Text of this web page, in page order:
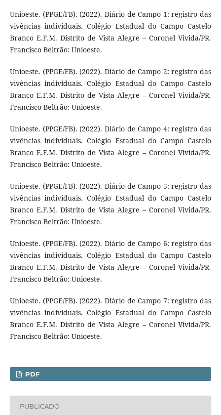
Unioeste. (PPGE/FB). (2022). Diário de Campo 1: registro das
vivências individuais. Colégio Estadual do Campo Castelo
Branco E.F.M. Distrito de Vista Alegre – Coronel Vivida/PR.
Francisco Beltrão: Unioeste.
Unioeste. (PPGE/FB). (2022). Diário de Campo 2: registro das
vivências individuais. Colégio Estadual do Campo Castelo
Branco E.F.M. Distrito de Vista Alegre – Coronel Vivida/PR.
Francisco Beltrão: Unioeste.
Unioeste. (PPGE/FB). (2022). Diário de Campo 4: registro das
vivências individuais. Colégio Estadual do Campo Castelo
Branco E.F.M. Distrito de Vista Alegre – Coronel Vivida/PR.
Francisco Beltrão: Unioeste.
Unioeste. (PPGE/FB). (2022). Diário de Campo 5: registro das
vivências individuais. Colégio Estadual do Campo Castelo
Branco E.F.M. Distrito de Vista Alegre – Coronel Vivida/PR.
Francisco Beltrão: Unioeste.
Unioeste. (PPGE/FB). (2022). Diário de Campo 6: registro das
vivências individuais. Colégio Estadual do Campo Castelo
Branco E.F.M. Distrito de Vista Alegre – Coronel Vivida/PR.
Francisco Beltrão: Unioeste.
Unioeste. (PPGE/FB). (2022). Diário de Campo 7: registro das
vivências individuais. Colégio Estadual do Campo Castelo
Branco E.F.M. Distrito de Vista Alegre – Coronel Vivida/PR.
Francisco Beltrão: Unioeste.
PDF
PUBLICADO